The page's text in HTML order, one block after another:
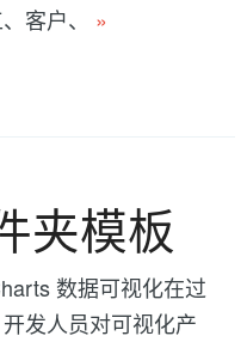
客户、 »
夹模板
数据可视化在过
发人员对可视化产